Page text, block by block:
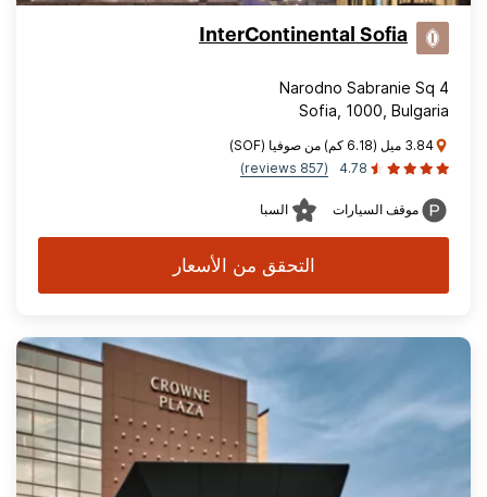
InterContinental Sofia
4 Narodno Sabranie Sq
Sofia, 1000, Bulgaria
3.84 ميل (6.18 كم) من صوفيا (SOF)
4.78
(857 reviews)
موقف السيارات السبا
التحقق من الأسعار